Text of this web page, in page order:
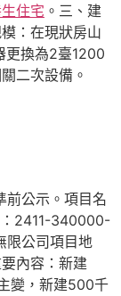
住宅 。三、建
：在現狀房山
更換為2臺1200
二次設備。
前公示。項目名
2411-340000-
限公司項目地
內容：新建
變，新建500千